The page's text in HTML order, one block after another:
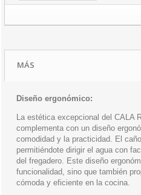
MÁS
Diseño ergonómico:
La estética excepcional del CALA
complementa con un diseño
comodidad y la practicidad. El
permitiéndote dirigir el agua con
del fregadero. Este diseño
funcionalidad, sino que también
cómoda y eficiente en la cocina.